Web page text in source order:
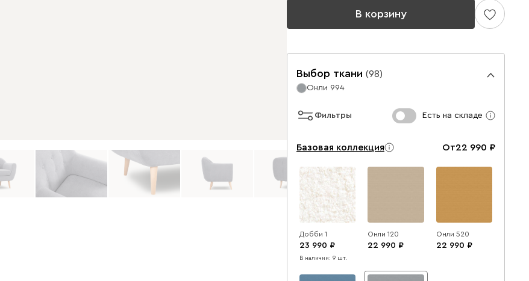
В корзину
Выбор ткани (98)
Онли 994
Фильтры Есть на складе
Базовая коллекция От22 990
Добби 1
23 990
В наличии: 9 шт.
Онли 120
22 990
Онли 520
22 990